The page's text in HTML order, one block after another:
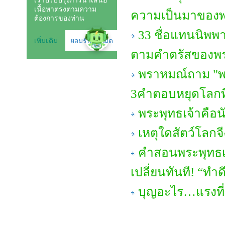
ความเป็นมาของ
33 ชื่อแทนนิพพ
ตามคำตรัสของพ
พราหมณ์ถาม "พ
3คำตอบหยุดโล
พระพุทธเจ้าคือ
เหตุใดสัตว์โลก
คำสอนพระพุทธ
เปลี่ยนทันที! “ทำ
บุญอะไร…แรงที่